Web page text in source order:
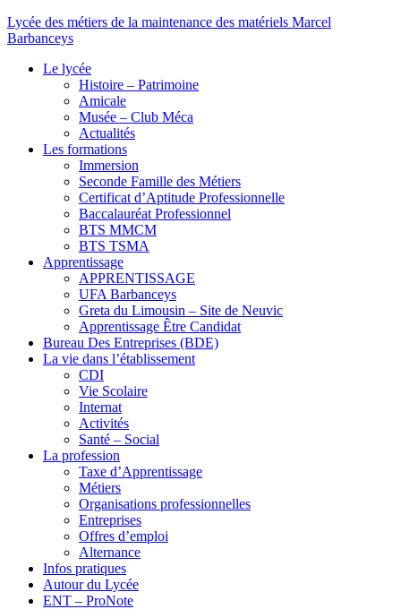
Lycée des métiers de la maintenance des matériels Marcel
Barbanceys
Le lycée
Histoire – Patrimoine
Amicale
Musée – Club Méca
Actualités
Les formations
Immersion
Seconde Famille des Métiers
Certificat d’Aptitude Professionnelle
Baccalauréat Professionnel
BTS MMCM
BTS TSMA
Apprentissage
APPRENTISSAGE
UFA Barbanceys
Greta du Limousin – Site de Neuvic
Apprentissage Être Candidat
Bureau Des Entreprises (BDE)
La vie dans l’établissement
CDI
Vie Scolaire
Internat
Activités
Santé – Social
La profession
Taxe d’Apprentissage
Métiers
Organisations professionnelles
Entreprises
Offres d’emploi
Alternance
Infos pratiques
Autour du Lycée
ENT – ProNote